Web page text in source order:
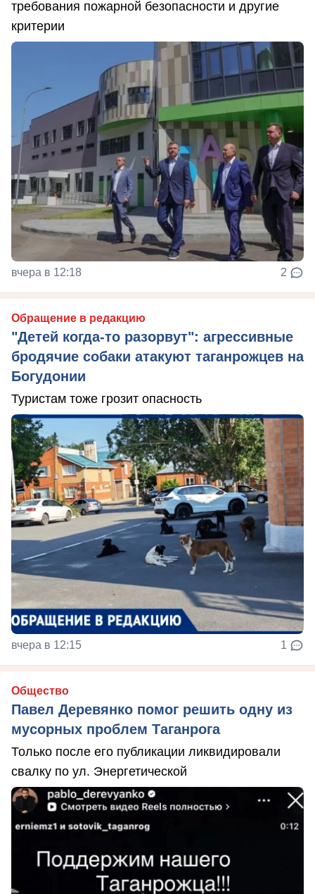
требования пожарной безопасности и другие
критерии
вчера в 12:18 2
Обращение в редакцию
"Детей когда-то разорвут": агрессивные
бродячие собаки атакуют таганрожцев на
Богудонии
Туристам тоже грозит опасность
вчера в 12:15 1
Общество
Павел Деревянко помог решить одну из
мусорных проблем Таганрога
Только после его публикации ликвидировали
свалку по ул. Энергетической